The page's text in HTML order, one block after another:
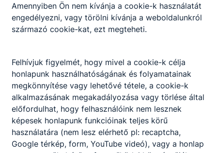
Bencsik Annamária
Oktató
vállalkozási ismeretek,
Munkavállalói
ismeretek (2020),
Digitális alkalmazások
2020, Kompetencia
fejlesztés
(Munkavállalói)
bencsik.annamaria​
@gmail.com
Amennyiben Ön nem kívánja a cookie-k használatát
engedélyezni, vagy törölni kívánja a weboldalunkról
származó cookie-kat, ezt megteheti.
Felhívjuk figyelmét, hogy mivel a cookie-k célja
honlapunk használhatóságának és folyamatainak
megkönnyítése vagy lehetővé tétele, a cookie-k
alkalmazásának megakadályozása vagy törlése által
előfordulhat, hogy felhasználóink nem lesznek
képesek honlapunk funkcióinak teljes körű
használatára (nem lesz elérhető pl: recaptcha,
Google térkép, form, YouTube videó), vagy a honlap